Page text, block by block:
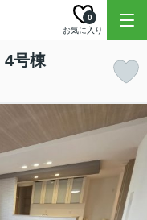
お気に入り
0
号棟